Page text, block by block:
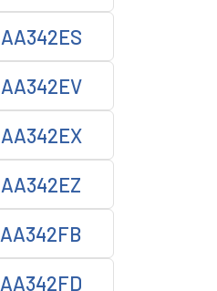
AA342ES
AA342EV
AA342EX
AA342EZ
AA342FB
AA342FD